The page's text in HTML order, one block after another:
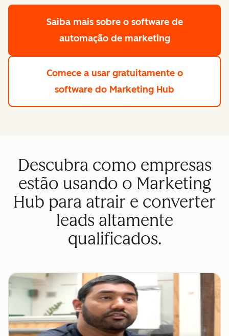
Saiba mais sobre o software de
automação de marketing
Comece a usar gratuitamente o
software do Marketing Hub
Descubra como empresas
estão usando o Marketing
Hub para atrair e converter
leads altamente
qualificados.